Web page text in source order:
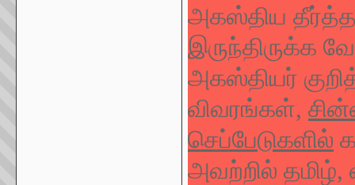
அகஸ்திய
இருந்திருக்க
அகஸ்தியர்
விவரங்கள்,
செப்பேடுகளில்
அவற்றில்